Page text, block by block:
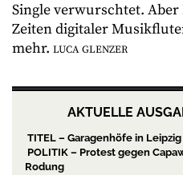
Single verwurschtet.
Zeiten digitaler
mehr. LUCA GLENZER
AKTUELLE
TITEL – Garagenhöfe in Leipzig
POLITIK – Protest gegen
Rodung